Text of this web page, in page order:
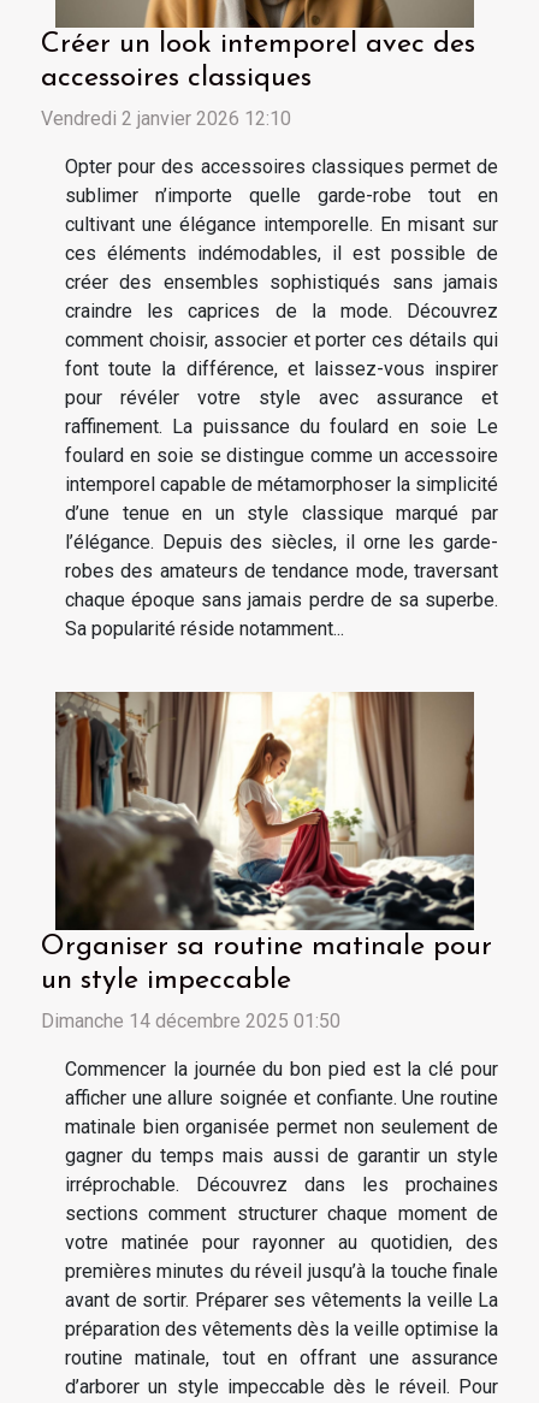
Créer un look intemporel avec des
accessoires classiques
Vendredi 2 janvier 2026 12:10
Opter pour des accessoires classiques permet de
sublimer n’importe quelle garde-robe tout en
cultivant une élégance intemporelle. En misant sur
ces éléments indémodables, il est possible de
créer des ensembles sophistiqués sans jamais
craindre les caprices de la mode. Découvrez
comment choisir, associer et porter ces détails qui
font toute la différence, et laissez-vous inspirer
pour révéler votre style avec assurance et
raffinement. La puissance du foulard en soie Le
foulard en soie se distingue comme un accessoire
intemporel capable de métamorphoser la simplicité
d’une tenue en un style classique marqué par
l’élégance. Depuis des siècles, il orne les garde-
robes des amateurs de tendance mode, traversant
chaque époque sans jamais perdre de sa superbe.
Sa popularité réside notamment...
Organiser sa routine matinale pour
un style impeccable
Dimanche 14 décembre 2025 01:50
Commencer la journée du bon pied est la clé pour
afficher une allure soignée et confiante. Une routine
matinale bien organisée permet non seulement de
gagner du temps mais aussi de garantir un style
irréprochable. Découvrez dans les prochaines
sections comment structurer chaque moment de
votre matinée pour rayonner au quotidien, des
premières minutes du réveil jusqu’à la touche finale
avant de sortir. Préparer ses vêtements la veille La
préparation des vêtements dès la veille optimise la
routine matinale, tout en offrant une assurance
d’arborer un style impeccable dès le réveil. Pour